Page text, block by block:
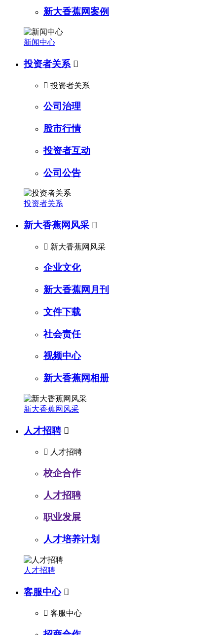
新大香蕉网案例
新闻中心
投资者关系 
 投资者关系
公司治理
股市行情
投资者互动
公司公告
投资者关系
新大香蕉网风采 
 新大香蕉网风采
企业文化
新大香蕉网月刊
文件下载
社会责任
视频中心
新大香蕉网相册
新大香蕉网风采
人才招聘 
 人才招聘
校企合作
人才招聘
职业发展
人才培养计划
人才招聘
客服中心 
 客服中心